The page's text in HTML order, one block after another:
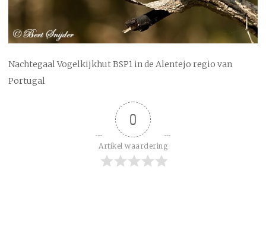
Nachtegaal Vogelkijkhut BSP1 in de Alentejo regio van
Portugal
0
Artikel waardering